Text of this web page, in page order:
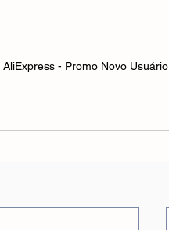
AliExpress - Promo Novo Usuário